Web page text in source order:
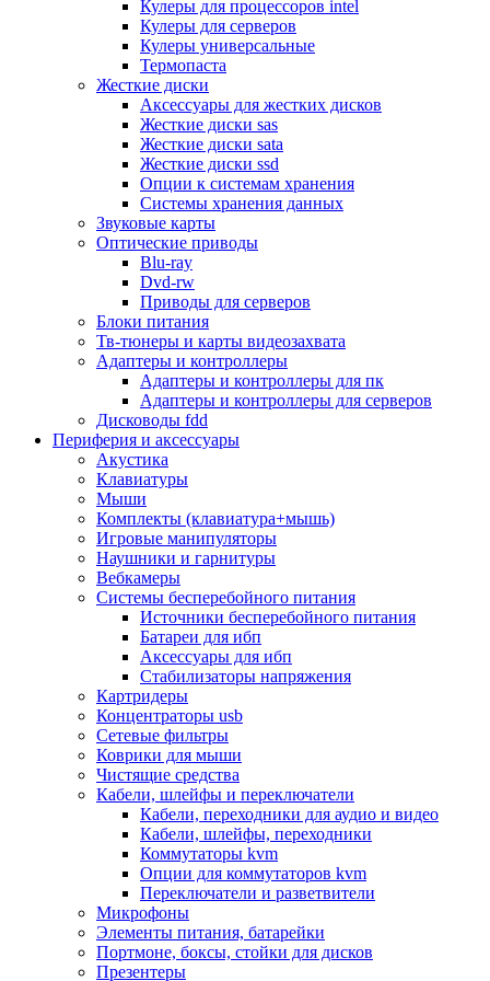
Микрофоны
Элементы питания, батарейки
Портмоне, боксы, стойки для дисков
Презентеры
Виртуальные очки
Аксессуары и опции для ноутбуков
Клавиатуры для ноутбуков
Сумки
Адаптеры и зарядные устройства
Подставки
Док станции, порт репликаторы
Батареи
Разное
Носители информации
Внешние жесткие диски
Карты памяти
Оптические носители
Blu-ray
Cd-r
Cd-rw
Dvd-r
Dvdrw
Серверы
Программное обеспечение
Операционные системы
Антивирусное по
Офисные приложения
Неттопы, тонкие клиенты, платформы nuc
Микрокомпьютеры
Опции для компьютеров
Бытовая техника
Кухонная техника
Блендеры, измельчители
Блинницы
Вакуумные упаковщики
Весы кухонные
Гриль
Дистилляторы
Йогуртницы
Кофеварки и кофемашины
Кофемолки
Кухонные комбайны
Ломтерезки
Микроволновые печи
Миксеры
Мини-печи
Мойки
Мультиварки
Кулеры для процессоров intel
Кулеры для серверов
Кулеры универсальные
Термопаста
Жесткие диски
Аксессуары для жестких дисков
Жесткие диски sas
Жесткие диски sata
Жесткие диски ssd
Опции к системам хранения
Системы хранения данных
Звуковые карты
Оптические приводы
Blu-ray
Dvd-rw
Приводы для серверов
Блоки питания
Тв-тюнеры и карты видеозахвата
Адаптеры и контроллеры
Адаптеры и контроллеры для пк
Адаптеры и контроллеры для серверов
Дисководы fdd
Периферия и аксессуары
Акустика
Клавиатуры
Мыши
Комплекты (клавиатура+мышь)
Игровые манипуляторы
Наушники и гарнитуры
Вебкамеры
Системы бесперебойного питания
Источники бесперебойного питания
Батареи для ибп
Аксессуары для ибп
Стабилизаторы напряжения
Картридеры
Концентраторы usb
Сетевые фильтры
Коврики для мыши
Чистящие средства
Кабели, шлейфы и переключатели
Кабели, переходники для аудио и видео
Кабели, шлейфы, переходники
Коммутаторы kvm
Опции для коммутаторов kvm
Переключатели и разветвители
Микрофоны
Элементы питания, батарейки
Портмоне, боксы, стойки для дисков
Презентеры